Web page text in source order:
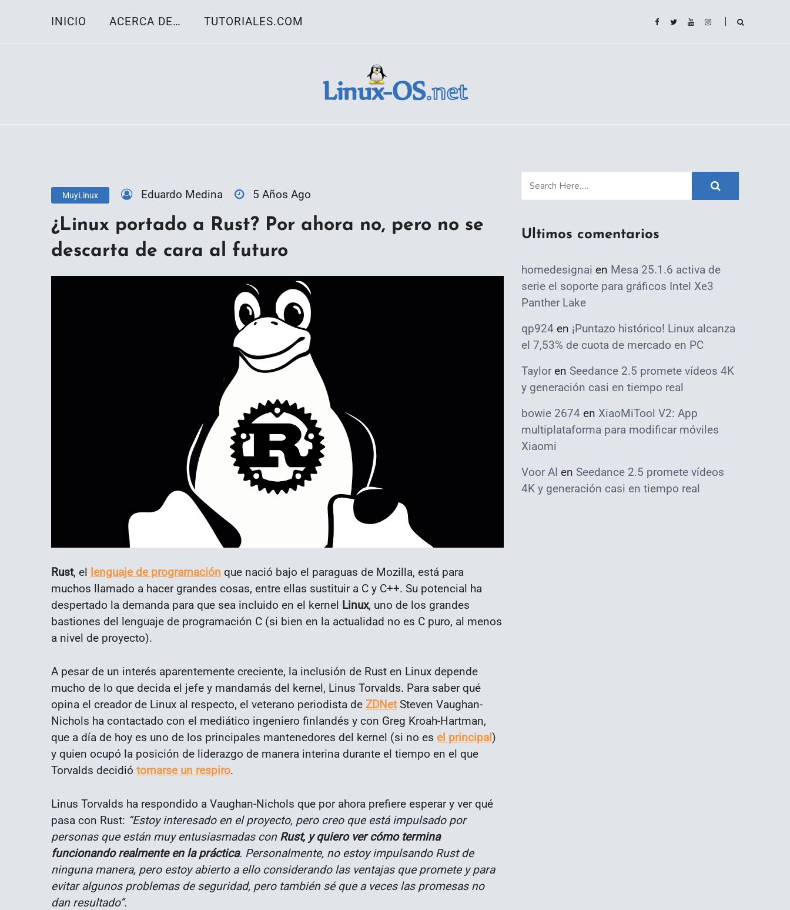
INICIO ACERCA DE… TUTORIALES.COM
MuyLinux Eduardo Medina 5 Años Ago
¿Linux portado a Rust? Por ahora no, pero no se
descarta de cara al futuro
Rust, el lenguaje de programación que nació bajo el paraguas de Mozilla, está para
muchos llamado a hacer grandes cosas, entre ellas sustituir a C y C++. Su potencial ha
despertado la demanda para que sea incluido en el kernel Linux, uno de los grandes
bastiones del lenguaje de programación C (si bien en la actualidad no es C puro, al menos
a nivel de proyecto).
A pesar de un interés aparentemente creciente, la inclusión de Rust en Linux depende
mucho de lo que decida el jefe y mandamás del kernel, Linus Torvalds. Para saber qué
opina el creador de Linux al respecto, el veterano periodista de ZDNetSteven Vaughan-
Nichols ha contactado con el mediático ingeniero finlandés y con Greg Kroah-Hartman,
que a día de hoy es uno de los principales mantenedores del kernel (si no es el principal)
y quien ocupó la posición de liderazgo de manera interina durante el tiempo en el que
Torvalds decidió tomarse un respiro.
Linus Torvalds ha respondido a Vaughan-Nichols que por ahora prefiere esperar y ver qué
pasa con Rust: “Estoy interesado en el proyecto, pero creo que está impulsado por
personas que están muy entusiasmadas con Rust, y quiero ver cómo termina
funcionando realmente en la práctica. Personalmente, no estoy impulsando Rust de
ninguna manera, pero estoy abierto a ello considerando las ventajas que promete y para
evitar algunos problemas de seguridad, pero también sé que a veces las promesas no
dan resultado”.
Ultimos comentarios
homedesignai en Mesa 25.1.6 activa de
serie el soporte para gráficos Intel Xe3
Panther Lake
qp924 en ¡Puntazo histórico! Linux alcanza
el 7,53% de cuota de mercado en PC
Taylor en Seedance 2.5 promete vídeos 4K
y generación casi en tiempo real
bowie 2674 en XiaoMiTool V2: App
multiplataforma para modificar móviles
Xiaomi
Voor AI en Seedance 2.5 promete vídeos
4K y generación casi en tiempo real